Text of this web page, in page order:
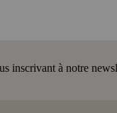
inscrivant à notre